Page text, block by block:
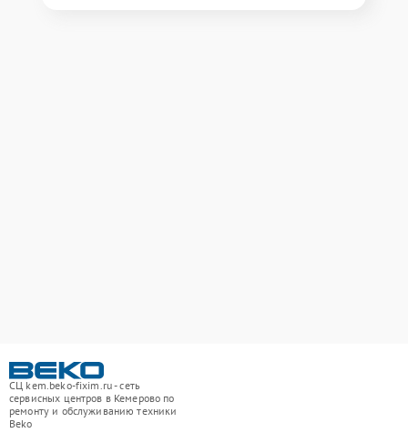
СЦ kem.beko-fixim.ru - сеть
сервисных центров в Кемерово по
ремонту и обслуживанию техники
Beko